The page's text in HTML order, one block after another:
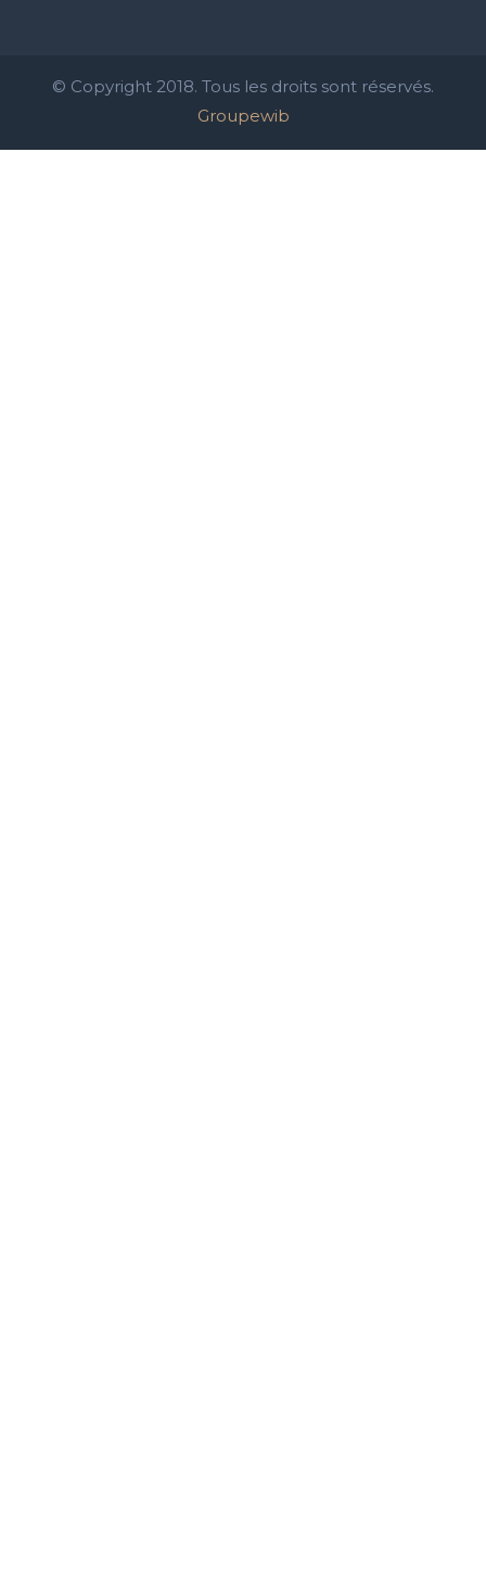
© Copyright 2018. Tous les droits sont réservés.
Groupewib